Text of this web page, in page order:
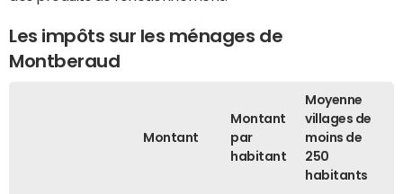
Les impôts sur les ménages de
Montberaud
Montant
Montant
par
habitant
Moyenne
villages de
moins de
250
habitants